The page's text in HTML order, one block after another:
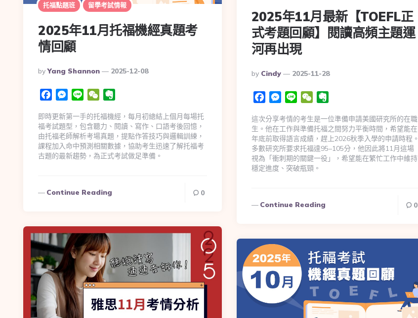
托福點題班 留學考試情報
2025年11月托福機經真題考
情回顧
By Yang Shannon 2025-12-08
FacebookMessenger
Line WeChat
即時更新第一手的托福機經，每月初總結上個月每場托
福考試題型，包含聽力、閱讀、寫作、口語考後回憶，
由托福老師解析考場真題，提點作答技巧與邏輯訓練，
課程加入命中預測相關數據，協助考生迅速了解托福考
古題的最新趨勢，為正式考試做足準備。
Continue Reading 0
2025年11月最新【TOEFL正
式考題回顧】閱讀高頻主題運
河再出現
By Cindy 2025-11-28
FacebookMessenger
Line WeChat
這次分享考情的考生是一位準備申請美國研究所的在職
生。他在工作與準備托福之間努力平衡時間，希望能在
年底前取得語言成績，趕上2026秋季入學的申請時程。
多數研究所要求托福達95–105分，他因此將11月這場
視為「衝刺期的關鍵一役」，希望能在繁忙工作中維持
穩定進度、突破瓶頸。
Continue Reading 0